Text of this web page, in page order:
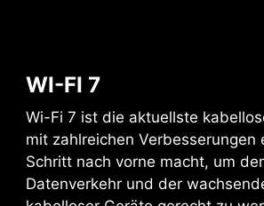
WI-FI 7
Wi-Fi 7 ist die aktuellste
mit zahlreichen Verbesserungen
Schritt nach vorne macht, um
Datenverkehr und der
ZUSÄTZLICHER PCIE-
STROMANSCHLUSS
Der zusätzliche PCIe-
dedizierten Strom für die hohen
Leistungsanforderungen von